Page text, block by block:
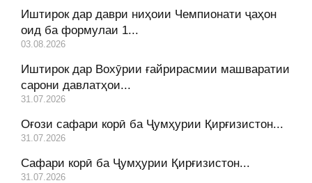
Иштирок дар даври ниҳоии Чемпионати ҷаҳон
оид ба формулаи 1...
03.08.2026
Иштирок дар Вохӯрии ғайрирасмии машваратии
сарони давлатҳои...
31.07.2026
Оғози сафари корӣ ба Ҷумҳурии Қирғизистон...
31.07.2026
Сафари корӣ ба Ҷумҳурии Қирғизистон...
31.07.2026